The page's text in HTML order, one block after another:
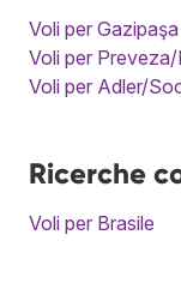
Voli per
Voli per
Voli per Adler/
Ricerche
Voli per Brasile